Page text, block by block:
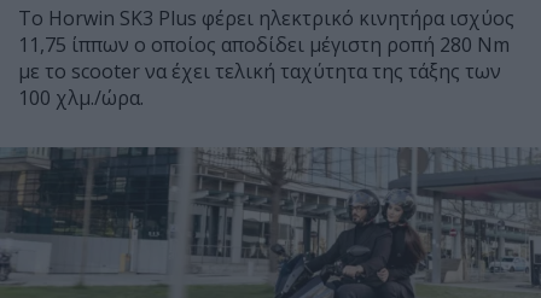
Το Horwin SK3 Plus φέρει ηλεκτρικό κινητήρα ισχύος
11,75 ίππων ο οποίος αποδίδει μέγιστη ροπή 280 Nm
με το scooter να έχει τελική ταχύτητα της τάξης των
100 χλμ./ώρα.